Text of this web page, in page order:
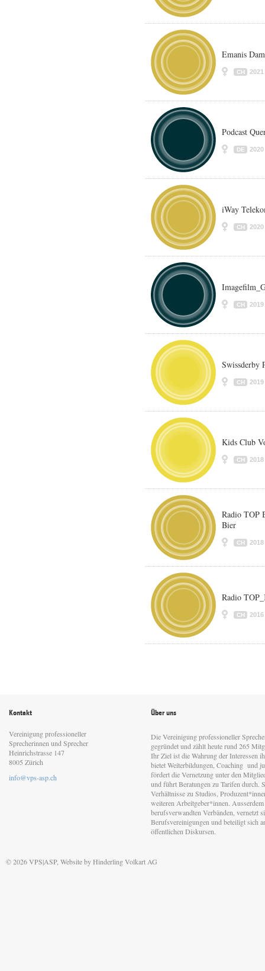
Emanis
CH 2021
Podcast
DE 2020
iWay
CH 2020
CH 2019
Swissderby
CH 2019
Kids Club
CH 2018
Radio TOP
Bier
CH 2018
Radio
CH 2016
Kontakt
Vereinigung professioneller
Sprecherinnen und Sprecher
Heinrichstrasse 147
8005 Zürich
info@vps-asp.ch
Über uns
Die Vereinigung professioneller
gegründet und zählt heute rund 265
Ihr Ziel ist die Wahrung der Interessen
bietet Weiterbildungen, Coaching und
fördert die Vernetzung unter den
und führt Beratungen zu Tarifen durch.
Verhältnisse zu Studios,
weiteren Arbeitgeber*innen.
berufsverwandten Verbänden, vernetzt
Berufsvereinigungen und beteiligt sich
öffentlichen Diskursen.
© 2026 VPS|ASP, Website byHinderling Volkart AG